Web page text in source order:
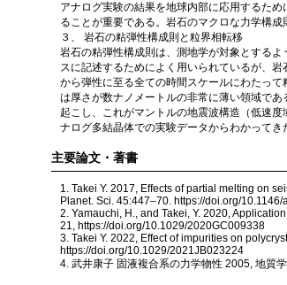
アナログ実験の結果を地球内部に応用するた
ることが重要である。岩石のマクロな力学構
３、 岩石の粘弾性構成則と粒界相転移
岩石の粘弾性構成則は、測地学が対象とする
スに記述するためによく用いられているが、
から弾性に至る全ての時間スケールにわたっ
は厚さが数ナノメートルの非常に薄い領域で
起こし、これがマントルの地震波構造（低速
ナログ多結晶体での実験データからわかってき
主要論文・著書
1. Takei Y. 2017, Effects of partial melting on
Planet. Sci. 45:447–70. https://doi.org/
2. Yamauchi, H., and Takei, Y. 2020,
21, https://doi.org/10.1029/2020GC009338
3. Takei Y. 2022, Effect of impurities on
https://doi.org/10.1029/2021JB023224
4. 武井康子 固液複合系の力学物性 2005, 地質